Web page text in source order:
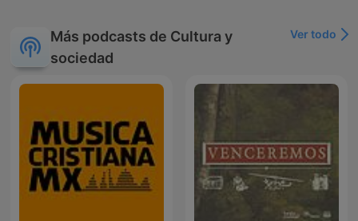
Más podcasts de Cultura y
sociedad
Ver todo